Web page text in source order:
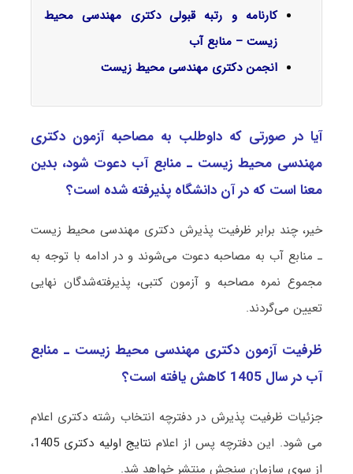
کارنامه و رتبه قبولی دکتری مهندسی محیط
زیست – منابع آب
انجمن دکتری مهندسی محیط زیست
آیا در صورتی که داوطلب به مصاحبه آزمون دکتری
مهندسی محیط زیست ـ ﻣﻨﺎﺑﻊ آب دعوت شود، بدین
معنا است که در آن دانشگاه پذیرفته شده است؟
خیر، چند برابر ظرفیت پذیرش دکتری مهندسی محیط زیست
ـ ﻣﻨﺎﺑﻊ آب به مصاحبه دعوت می‌شوند و در ادامه با توجه به
مجموع نمره مصاحبه و آزمون کتبی، پذیرفته‌شدگان نهایی
تعیین می‌گردند.
ظرفیت آزمون دکتری مهندسی محیط زیست ـ ﻣﻨﺎﺑﻊ
آب در سال 1405 کاهش یافته است؟
جزئیات ظرفیت پذیرش در دفترچه انتخاب رشته دکتری اعلام
می شود. این دفترچه پس از اعلام نتایج اولیه دکتری 1405
،
از سوی سازمان سنجش منتشر خواهد شد.